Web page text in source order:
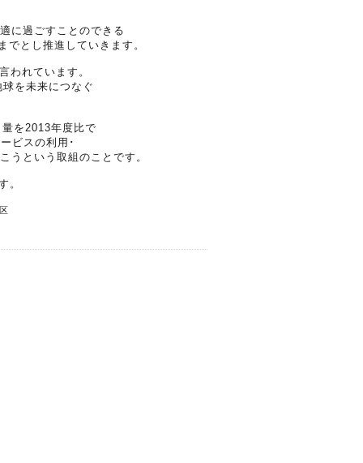
に過ごすことのできる
とし推進していきます。
われています。
を未来につなぐ
を2013年度比で
ビスの利用･
うという取組のことです。
。